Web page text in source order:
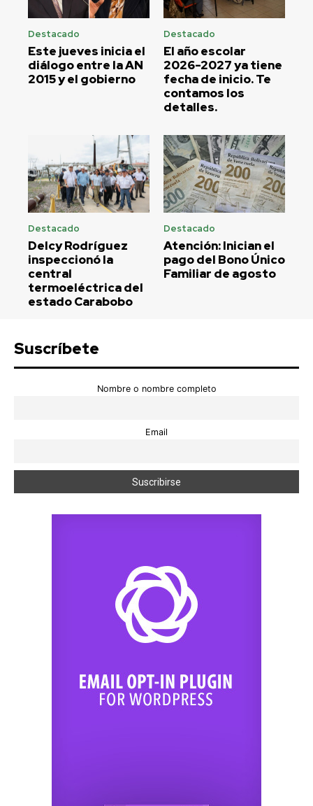
Destacado
Este jueves inicia el
diálogo entre la AN
2015 y el gobierno
Destacado
El año escolar
2026-2027 ya tiene
fecha de inicio. Te
contamos los
detalles.
Destacado
Delcy Rodríguez
inspeccionó la
central
termoeléctrica del
estado Carabobo
Destacado
Atención: Inician el
pago del Bono Único
Familiar de agosto
Suscríbete
Nombre o nombre completo
Email